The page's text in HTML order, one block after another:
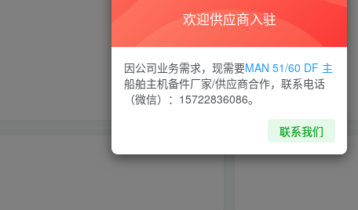
喜欢就支持一下吧
点赞6 分享 收藏
欢迎供应商入驻
因公司业务需求，现需要MAN 51/60 DF 主
船舶主机备件厂家/供应商合作，联系电话
（微信）：15722836086。
联系我们